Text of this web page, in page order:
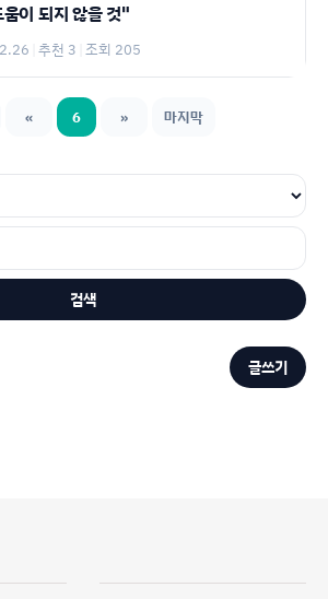
이 되지 않을 것"
추천 3 조회 205
« 6 » 마지막
검색
글쓰기